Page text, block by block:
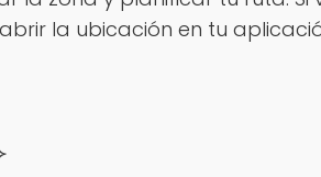
la ubicación en tu